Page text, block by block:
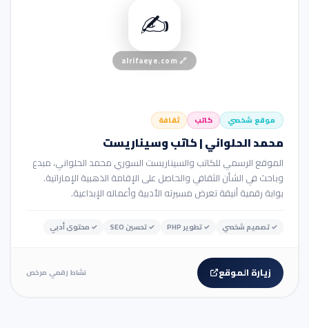
✍️
🔗
موقع شخصي كاتب ثقافة
محمد الحلواني | كاتب وسيناريست
الموقع الرسمي للكاتب والسيناريست السوري محمد الحلواني، مبدع
وباحث في الشأن الثقافي والحاصل على الإقامة الذهبية الإماراتية.
بوابة رقمية أنيقة تعرض مسيرته الأدبية وأعماله الإبداعية.
✓تصميم شخصي ✓تطوير PHP ✓تحسين SEO ✓ محتوى أدبي
زيارة الموقع نشاط رقمي مرخص